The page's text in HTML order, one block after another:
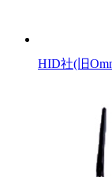
HID社(旧